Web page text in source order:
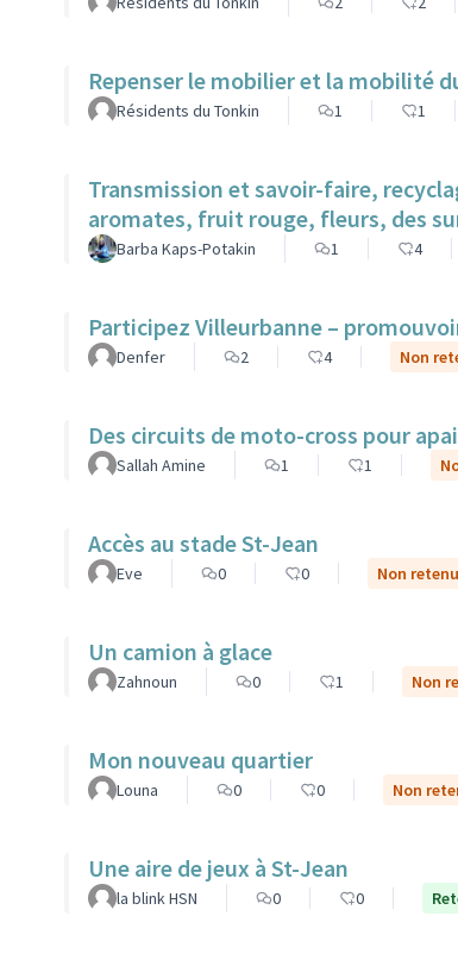
Repenser le mobilier et la mobilité
Résidents du Tonkin 1 1
Transmission et savoir-faire,
aromates, fruit rouge, fleurs, des
Barba Kaps-Potakin 1 4
Participez Villeurbanne –
Denfer 2 4 Non
Des circuits de moto-cross pour
Sallah Amine 1 1
Accès au stade St-Jean
Eve 0 0 Non
Un camion à glace
Zahnoun 0 1 Non
Mon nouveau quartier
Louna 0 0 Non
Une aire de jeux à St-Jean
la blink HSN 0 0